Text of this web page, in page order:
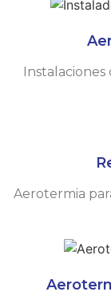
Aerotermia